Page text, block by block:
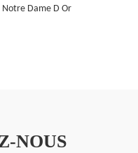
Dame D Or
NOUS